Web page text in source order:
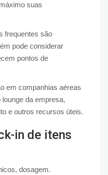
suas
frequentes são
pode considerar
pontos de
em companhias aéreas
da empresa,
e outros recursos úteis.
in de itens
dosagem.